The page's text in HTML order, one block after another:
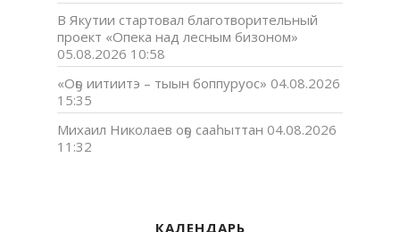
В Якутии стартовал благотворительный
проект «Опека над лесным бизоном»
05.08.2026 10:58
«Оҕо иитиитэ – тыын боппуруос» 04.08.2026
15:35
Михаил Николаев оҕо сааһыттан 04.08.2026
11:32
КАЛЕНДАРЬ